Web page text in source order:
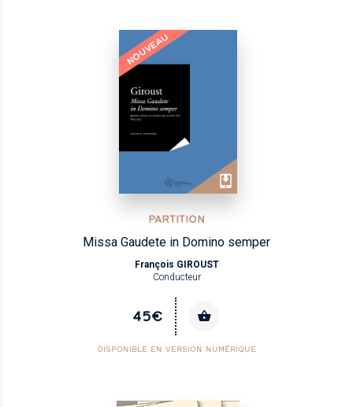
NOUVEAU
PARTITION
Missa Gaudete in Domino semper
François GIROUST
Conducteur
45€
DISPONIBLE EN VERSION NUMÉRIQUE